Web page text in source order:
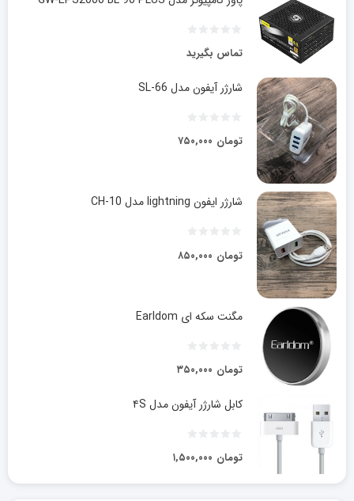
تماس بگیرید
شارژر آیفون مدل SL-66
۷۵۰,۰۰۰ تومان
شارژر ایفون lightning مدل CH-10
۸۵۰,۰۰۰ تومان
مگنت سکه ای Earldom
۳۵۰,۰۰۰ تومان
کابل شارژر آیفون مدل ۴S
۱,۵۰۰,۰۰۰ تومان